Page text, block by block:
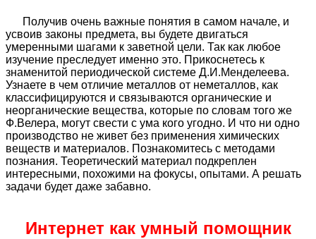
Получив очень важные понятия в самом начале, и
усвоив законы предмета, вы будете двигаться
умеренными шагами к заветной цели. Так как любое
изучение преследует именно это. Прикоснетесь к
знаменитой периодической системе Д.И.Менделеева.
Узнаете в чем отличие металлов от неметаллов, как
классифицируются и связываются органические и
неорганические вещества, которые по словам того же
Ф.Велера, могут свести с ума кого угодно. И что ни одно
производство не живет без применения химических
веществ и материалов. Познакомитесь с методами
познания. Теоретический материал подкреплен
интересными, похожими на фокусы, опытами. А решать
задачи будет даже забавно.
Интернет как умный помощник